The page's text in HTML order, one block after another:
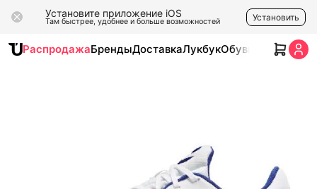
Установите приложение iOS
Там быстрее, удобнее и больше возможностей Установить
РаспродажаБрендыДоставкаЛукбукОбувь Одежда